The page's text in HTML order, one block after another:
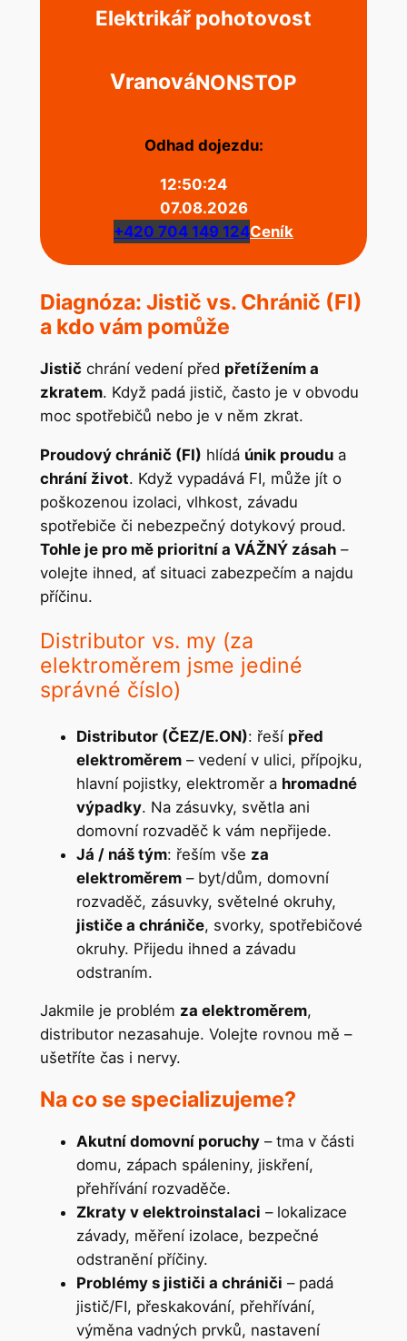
Elektrikář pohotovost
VranováNONSTOP
Odhad dojezdu:
12:50:24
07.08.2026
+420 704 149 124Ceník
Diagnóza: Jistič vs. Chránič (FI)
a kdo vám pomůže
Jistič chrání vedení před přetížením a
zkratem. Když padá jistič, často je v obvodu
moc spotřebičů nebo je v něm zkrat.
Proudový chránič (FI) hlídá únik proudua
chrání život. Když vypadává FI, může jít o
poškozenou izolaci, vlhkost, závadu
spotřebiče či nebezpečný dotykový proud.
Tohle je pro mě prioritní a VÁŽNÝ zásah–
volejte ihned, ať situaci zabezpečím a najdu
příčinu.
Distributor vs. my (za
elektroměrem jsme jediné
správné číslo)
Distributor (ČEZ/E.ON): řeší před
elektroměrem– vedení v ulici, přípojku,
hlavní pojistky, elektroměr a hromadné
výpadky. Na zásuvky, světla ani
domovní rozvaděč k vám nepřijede.
Já / náš tým: řeším vše za
elektroměrem– byt/dům, domovní
rozvaděč, zásuvky, světelné okruhy,
jističe a chrániče, svorky, spotřebičové
okruhy. Přijedu ihned a závadu
odstraním.
Jakmile je problém za elektroměrem,
distributor nezasahuje. Volejte rovnou mě –
ušetříte čas i nervy.
Na co se specializujeme?
Akutní domovní poruchy– tma v části
domu, zápach spáleniny, jiskření,
přehřívání rozvaděče.
Zkraty v elektroinstalaci – lokalizace
závady, měření izolace, bezpečné
odstranění příčiny.
Problémy s jističi a chrániči – padá
jistič/FI, přeskakování, přehřívání,
výměna vadných prvků, nastavení